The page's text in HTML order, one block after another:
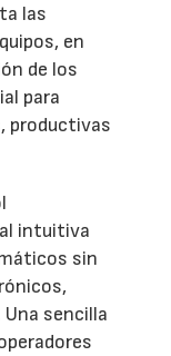
las
en
de los
para
productivas
intuitiva
sin
sencilla